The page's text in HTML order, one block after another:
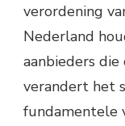
verordening
Nederland
aanbieders
verandert het
fundamentele